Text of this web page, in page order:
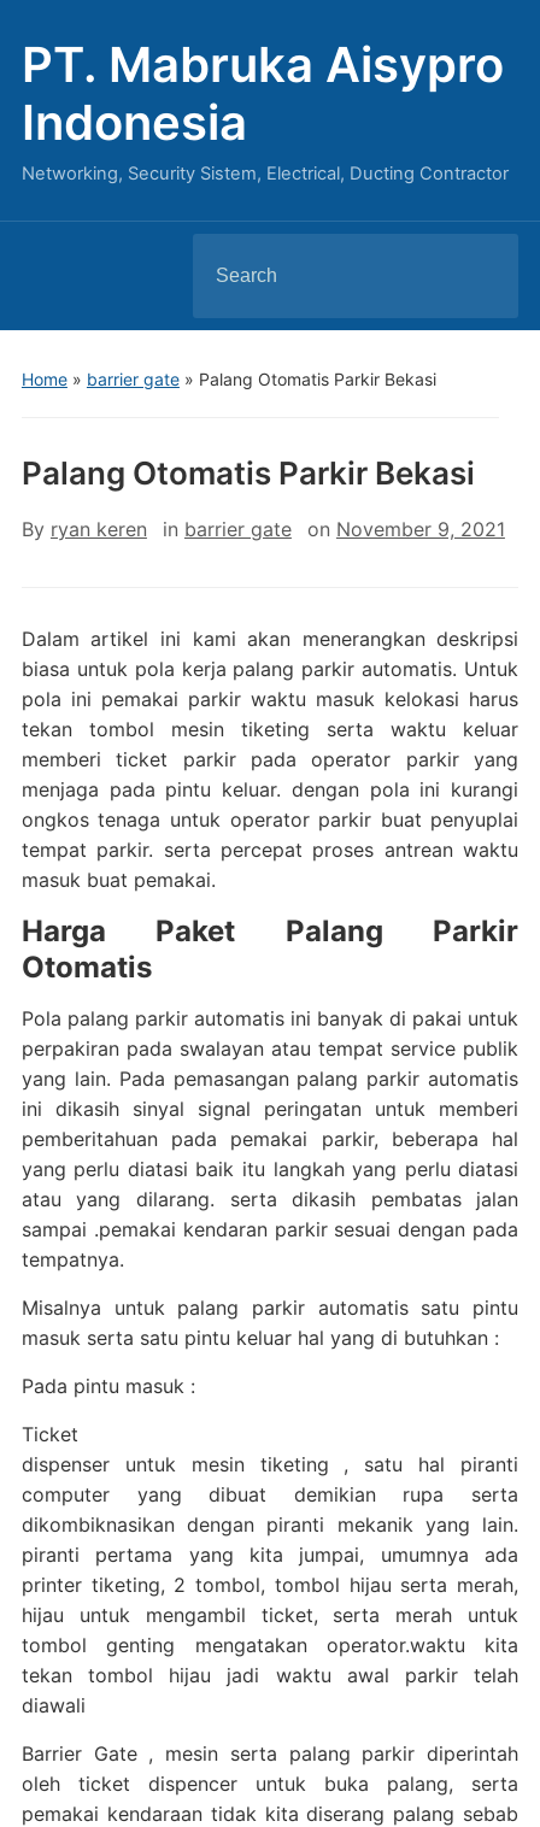
PT. Mabruka Aisypro
Indonesia
Networking, Security Sistem, Electrical, Ducting Contractor
for:
Home» barrier gate» Palang Otomatis Parkir Bekasi
Palang Otomatis Parkir Bekasi
By ryan keren in barrier gate on November 9, 2021
Dalam artikel ini kami akan menerangkan deskripsi
biasa untuk pola kerja palang parkir automatis. Untuk
pola ini pemakai parkir waktu masuk kelokasi harus
tekan tombol mesin tiketing serta waktu keluar
memberi ticket parkir pada operator parkir yang
menjaga pada pintu keluar. dengan pola ini kurangi
ongkos tenaga untuk operator parkir buat penyuplai
tempat parkir. serta percepat proses antrean waktu
masuk buat pemakai.
Harga Paket Palang Parkir
Otomatis
Pola palang parkir automatis ini banyak di pakai untuk
perpakiran pada swalayan atau tempat service publik
yang lain. Pada pemasangan palang parkir automatis
ini dikasih sinyal signal peringatan untuk memberi
pemberitahuan pada pemakai parkir, beberapa hal
yang perlu diatasi baik itu langkah yang perlu diatasi
atau yang dilarang. serta dikasih pembatas jalan
sampai .pemakai kendaran parkir sesuai dengan pada
tempatnya.
Misalnya untuk palang parkir automatis satu pintu
masuk serta satu pintu keluar hal yang di butuhkan :
Pada pintu masuk :
Ticket
dispenser untuk mesin tiketing , satu hal piranti
computer yang dibuat demikian rupa serta
dikombiknasikan dengan piranti mekanik yang lain.
piranti pertama yang kita jumpai, umumnya ada
printer tiketing, 2 tombol, tombol hijau serta merah,
hijau untuk mengambil ticket, serta merah untuk
tombol genting mengatakan operator.waktu kita
tekan tombol hijau jadi waktu awal parkir telah
diawali
Barrier Gate , mesin serta palang parkir diperintah
oleh ticket dispencer untuk buka palang, serta
pemakai kendaraan tidak kita diserang palang sebab